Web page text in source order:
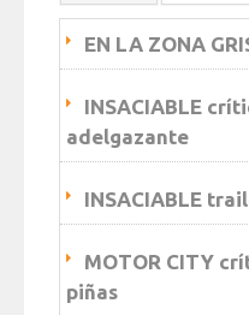
EN LA ZONA
INSACIABLE
adelgazante
INSACIABLE
MOTOR CITY
piñas